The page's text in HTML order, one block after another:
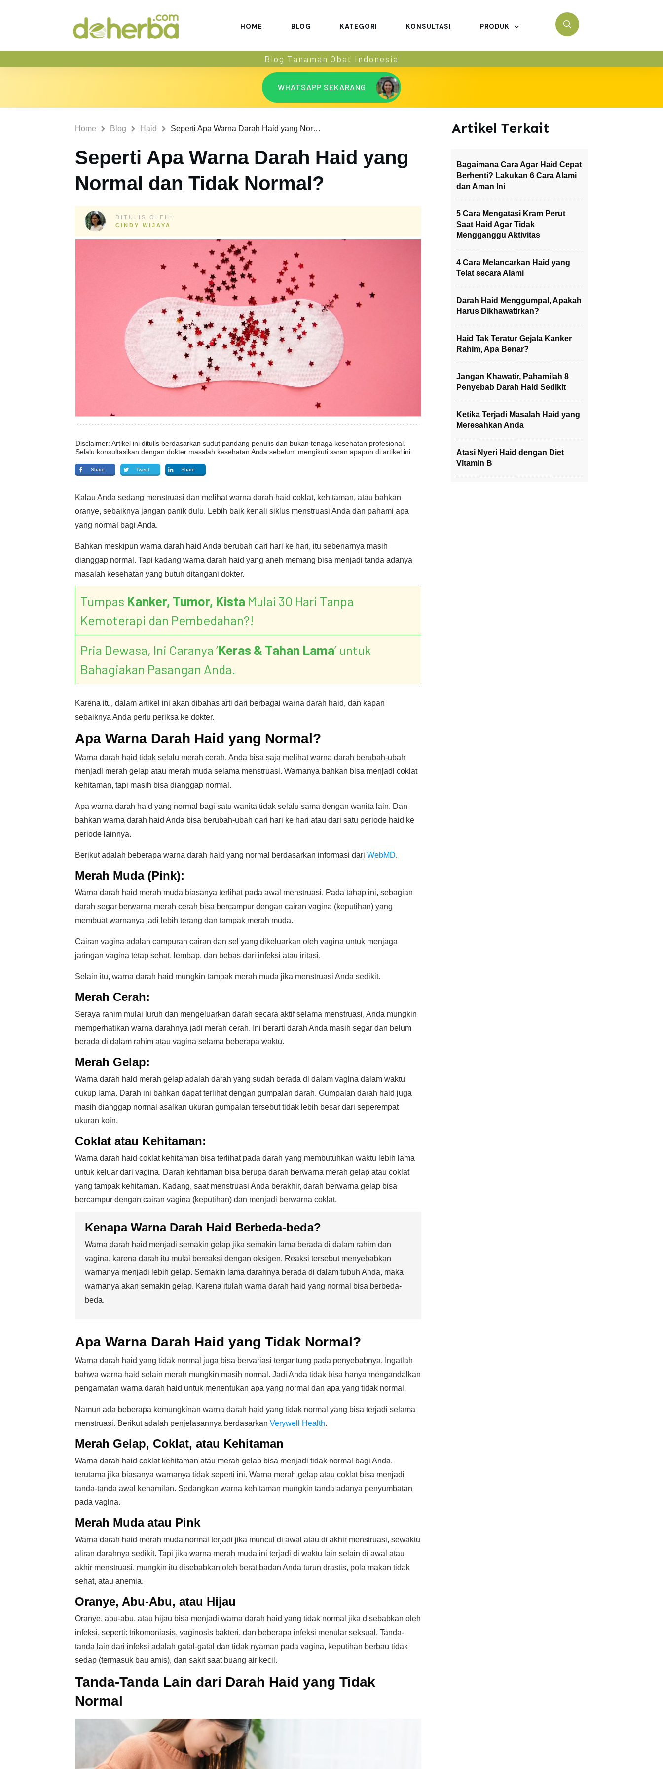
HOME BLOG KATEGORI KONSULTASI PRODUK
Blog Tanaman Obat Indonesia
WHATSAPP SEKARANG
Home Blog Haid Seperti Apa Warna Darah Haid yang Normal dan Tidak Normal?
Seperti Apa Warna Darah Haid yang
Normal dan Tidak Normal?
DITULIS OLEH:
CINDY WIJAYA
Disclaimer: Artikel ini ditulis berdasarkan sudut pandang penulis dan bukan tenaga kesehatan profesional.
Selalu konsultasikan dengan dokter masalah kesehatan Anda sebelum mengikuti saran apapun di artikel ini.
Share Tweet Share
Kalau Anda sedang menstruasi dan melihat warna darah haid coklat, kehitaman, atau bahkan
oranye, sebaiknya jangan panik dulu. Lebih baik kenali siklus menstruasi Anda dan pahami apa
yang normal bagi Anda.
Bahkan meskipun warna darah haid Anda berubah dari hari ke hari, itu sebenarnya masih
dianggap normal. Tapi kadang warna darah haid yang aneh memang bisa menjadi tanda adanya
masalah kesehatan yang butuh ditangani dokter.
Tumpas Kanker, Tumor, Kista Mulai 30 Hari Tanpa
Kemoterapi dan Pembedahan?!
Pria Dewasa, Ini Caranya ‘Keras & Tahan Lama’ untuk
Bahagiakan Pasangan Anda.
Karena itu, dalam artikel ini akan dibahas arti dari berbagai warna darah haid, dan kapan
sebaiknya Anda perlu periksa ke dokter.
Apa Warna Darah Haid yang Normal?
Warna darah haid tidak selalu merah cerah. Anda bisa saja melihat warna darah berubah­-ubah
menjadi merah gelap atau merah muda selama menstruasi. Warnanya bahkan bisa menjadi coklat
kehitaman, tapi masih bisa dianggap normal.
Apa warna darah haid yang normal bagi satu wanita tidak selalu sama dengan wanita lain. Dan
bahkan warna darah haid Anda bisa berubah-ubah dari hari ke hari atau dari satu periode haid ke
periode lainnya.
Berikut adalah beberapa warna darah haid yang normal berdasarkan informasi dari WebMD.
Merah Muda (Pink):
Warna darah haid merah muda biasanya terlihat pada awal menstruasi. Pada tahap ini, sebagian
darah segar berwarna merah cerah bisa bercampur dengan cairan vagina (keputihan) yang
membuat warnanya jadi lebih terang dan tampak merah muda.
Cairan vagina adalah campuran cairan dan sel yang dikeluarkan oleh vagina untuk menjaga
jaringan vagina tetap sehat, lembap, dan bebas dari infeksi atau iritasi.
Selain itu, warna darah haid mungkin tampak merah muda jika menstruasi Anda sedikit.
Merah Cerah:
Seraya rahim mulai luruh dan mengeluarkan darah secara aktif selama menstruasi, Anda mungkin
memperhatikan warna darahnya jadi merah cerah. Ini berarti darah Anda masih segar dan belum
berada di dalam rahim atau vagina selama beberapa waktu.
Merah Gelap:
Warna darah haid merah gelap adalah darah yang sudah berada di dalam vagina dalam waktu
cukup lama. Darah ini bahkan dapat terlihat dengan gumpalan darah. Gumpalan darah haid juga
masih dianggap normal asalkan ukuran gumpalan tersebut tidak lebih besar dari seperempat
ukuran koin.
Coklat atau Kehitaman:
Warna darah haid coklat kehitaman bisa terlihat pada darah yang membutuhkan waktu lebih lama
untuk keluar dari vagina. Darah kehitaman bisa berupa darah berwarna merah gelap atau coklat
yang tampak kehitaman. Kadang, saat menstruasi Anda berakhir, darah berwarna gelap bisa
bercampur dengan cairan vagina (keputihan) dan menjadi berwarna coklat.
Kenapa Warna Darah Haid Berbeda-beda?
Warna darah haid menjadi semakin gelap jika semakin lama berada di dalam rahim dan
vagina, karena darah itu mulai bereaksi dengan oksigen. Reaksi tersebut menyebabkan
warnanya menjadi lebih gelap. Semakin lama darahnya berada di dalam tubuh Anda, maka
warnanya akan semakin gelap. Karena itulah warna darah haid yang normal bisa berbeda-
beda.
Apa Warna Darah Haid yang Tidak Normal?
Warna darah haid yang tidak normal juga bisa bervariasi tergantung pada penyebabnya. Ingatlah
bahwa warna haid selain merah mungkin masih normal. Jadi Anda tidak bisa hanya mengandalkan
pengamatan warna darah haid untuk menentukan apa yang normal dan apa yang tidak normal.
Namun ada beberapa kemungkinan warna darah haid yang tidak normal yang bisa terjadi selama
menstruasi. Berikut adalah penjelasannya berdasarkan Verywell Health.
Merah Gelap, Coklat, atau Kehitaman
Warna darah haid coklat kehitaman atau merah gelap bisa menjadi tidak normal bagi Anda,
terutama jika biasanya warnanya tidak seperti ini. Warna merah gelap atau coklat bisa menjadi
tanda-tanda awal kehamilan. Sedangkan warna kehitaman mungkin tanda adanya penyumbatan
pada vagina.
Merah Muda atau Pink
Warna darah haid merah muda normal terjadi jika muncul di awal atau di akhir menstruasi, sewaktu
aliran darahnya sedikit. Tapi jika warna merah muda ini terjadi di waktu lain selain di awal atau
akhir menstruasi, mungkin itu disebabkan oleh berat badan Anda turun drastis, pola makan tidak
sehat, atau anemia.
Oranye, Abu-Abu, atau Hijau
Oranye, abu-abu, atau hijau bisa menjadi warna darah haid yang tidak normal jika disebabkan oleh
infeksi, seperti: trikomoniasis, vaginosis bakteri, dan beberapa infeksi menular seksual. Tanda-
tanda lain dari infeksi adalah gatal-gatal dan tidak nyaman pada vagina, keputihan berbau tidak
sedap (termasuk bau amis), dan sakit saat buang air kecil.
Tanda-Tanda Lain dari Darah Haid yang Tidak
Normal
Artikel Terkait
Bagaimana Cara Agar Haid Cepat
Berhenti? Lakukan 6 Cara Alami
dan Aman Ini
5 Cara Mengatasi Kram Perut
Saat Haid Agar Tidak
Mengganggu Aktivitas
4 Cara Melancarkan Haid yang
Telat secara Alami
Darah Haid Menggumpal, Apakah
Harus Dikhawatirkan?
Haid Tak Teratur Gejala Kanker
Rahim, Apa Benar?
Jangan Khawatir, Pahamilah 8
Penyebab Darah Haid Sedikit
Ketika Terjadi Masalah Haid yang
Meresahkan Anda
Atasi Nyeri Haid dengan Diet
Vitamin B